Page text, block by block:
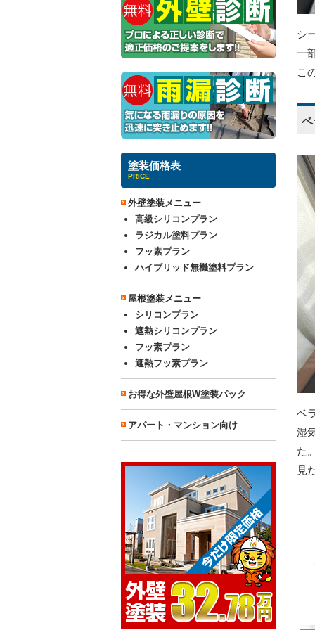
シ
一
こ
ベ
ベ
湿
た
見
塗装価格表
PRICE
外壁塗装メニュー
高級シリコンプラン
ラジカル塗料プラン
フッ素プラン
ハイブリッド無機塗料プラン
屋根塗装メニュー
シリコンプラン
遮熱シリコンプラン
フッ素プラン
遮熱フッ素プラン
お得な外壁屋根W塗装パック
アパート・マンション向け